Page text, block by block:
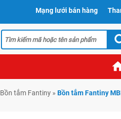
Mạng lưới bán hàng
Bồn tắm Fantiny » Bồn tắm Fantiny